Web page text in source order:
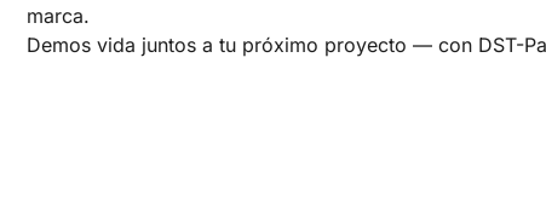
marca.
Demos vida juntos a tu próximo proyecto — con DST-